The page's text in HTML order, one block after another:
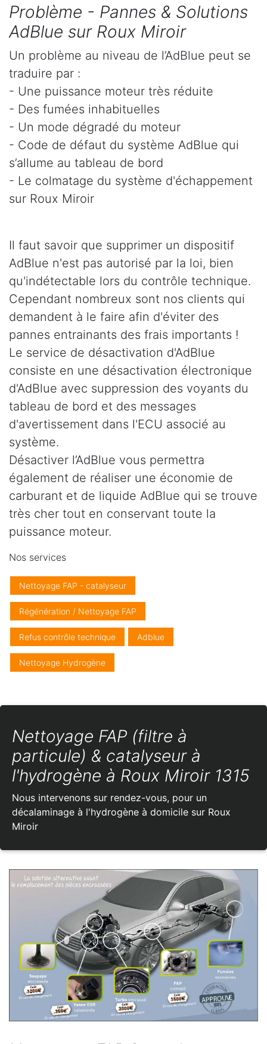
Problème - Pannes & Solutions
AdBlue sur Roux Miroir
Un problème au niveau de l’AdBlue peut se
traduire par :
- Une puissance moteur très réduite
- Des fumées inhabituelles
- Un mode dégradé du moteur
- Code de défaut du système AdBlue qui
s’allume au tableau de bord
- Le colmatage du système d'échappement
sur Roux Miroir
Il faut savoir que supprimer un dispositif
AdBlue n'est pas autorisé par la loi, bien
qu'indétectable lors du contrôle technique.
Cependant nombreux sont nos clients qui
demandent à le faire afin d'éviter des
pannes entrainants des frais importants !
Le service de désactivation d'AdBlue
consiste en une désactivation électronique
d'AdBlue avec suppression des voyants du
tableau de bord et des messages
d'avertissement dans l'ECU associé au
système.
Désactiver l’AdBlue vous permettra
également de réaliser une économie de
carburant et de liquide AdBlue qui se trouve
très cher tout en conservant toute la
puissance moteur.
Nos services
Nettoyage FAP - catalyseur
Régénération / Nettoyage FAP
Refus contrôle technique Adblue
Nettoyage Hydrogène
Nettoyage FAP (filtre à
particule) & catalyseur à
l'hydrogène à Roux Miroir 1315
Nous intervenons sur rendez-vous, pour un
décalaminage à l'hydrogène à domicile sur Roux
Miroir